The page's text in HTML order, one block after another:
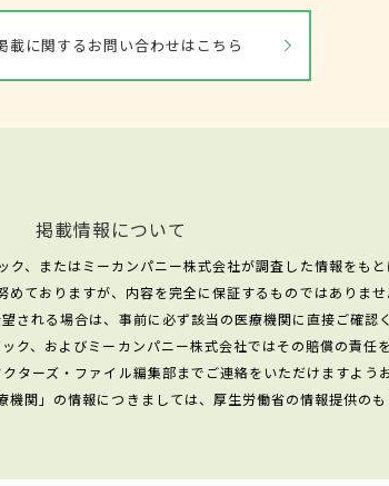
載に関するお問い合わせはこちら
掲載情報について
、またはミーカンパニー株式会社が調査した情報をもと
ておりますが、内容を完全に保証するものではありませ
される場合は、事前に必ず該当の医療機関に直接ご確認
ク、およびミーカンパニー株式会社ではその賠償の責任
ターズ・ファイル編集部までご連絡をいただけますよう
関」の情報につきましては、厚生労働省の情報提供のも